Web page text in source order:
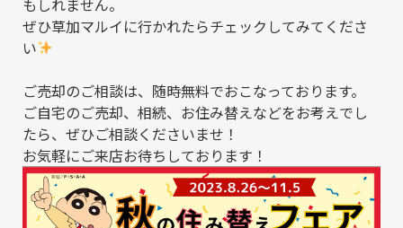
もしれません。
ぜひ草加マルイに行かれたらチェックしてみてくださ
い
ご売却のご相談は、随時無料でおこなっております。
ご自宅のご売却、相続、お住み替えなどをお考えでし
たら、ぜひご相談くださいませ！
お気軽にご来店お待ちしております！